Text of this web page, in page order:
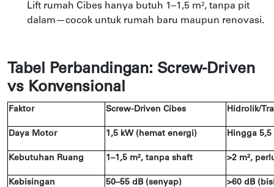
Lift rumah Cibes hanya butuh 1–1,5 m², tanpa pit
dalam—cocok untuk rumah baru maupun renovasi.
Tabel Perbandingan: Screw-Driven
vs Konvensional
Faktor Screw-Driven Cibes Hidrolik/
Daya Motor 1,5 kW (hemat energi) Hingga
Kebutuhan Ruang 1–1,5 m², tanpa shaft >2 m²,
Kebisingan 50–55 dB (senyap) >60 dB